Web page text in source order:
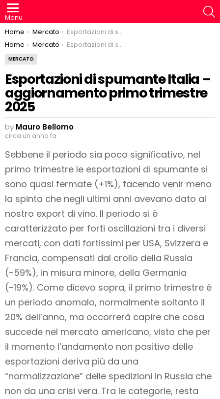
Menu
You are here:
Home Mercato
Esportazioni di spumante Italia – aggiornamento primo trimestre 2025
You are here:
Home Mercato Esportazioni di spumante Italia – aggiornamento primo trimestre 2025
MERCATO
Esportazioni di spumante Italia –
aggiornamento primo trimestre
2025
by Mauro Bellomo
circa un anno fa
Sebbene il periodo sia poco significativo, nel
primo trimestre le esportazioni di spumante si
sono quasi fermate (+1%), facendo venir meno
la spinta che negli ultimi anni avevano dato al
nostro export di vino. Il periodo si è
caratterizzato per forti oscillazioni tra i diversi
mercati, con dati fortissimi per USA, Svizzera e
Francia, compensati dal crollo della Russia
(-59%), in misura minore, della Germania
(-19%). Come dicevo sopra, il primo trimestre è
un periodo anomalo, normalmente soltanto il
20% dell’anno, ma occorrerà capire che cosa
succede nel mercato americano, visto che per
il momento l’andamento non positivo delle
esportazioni deriva più da una
“normalizzazione” delle spedizioni in Russia che
non da una crisi vera. Tra le categorie, resta